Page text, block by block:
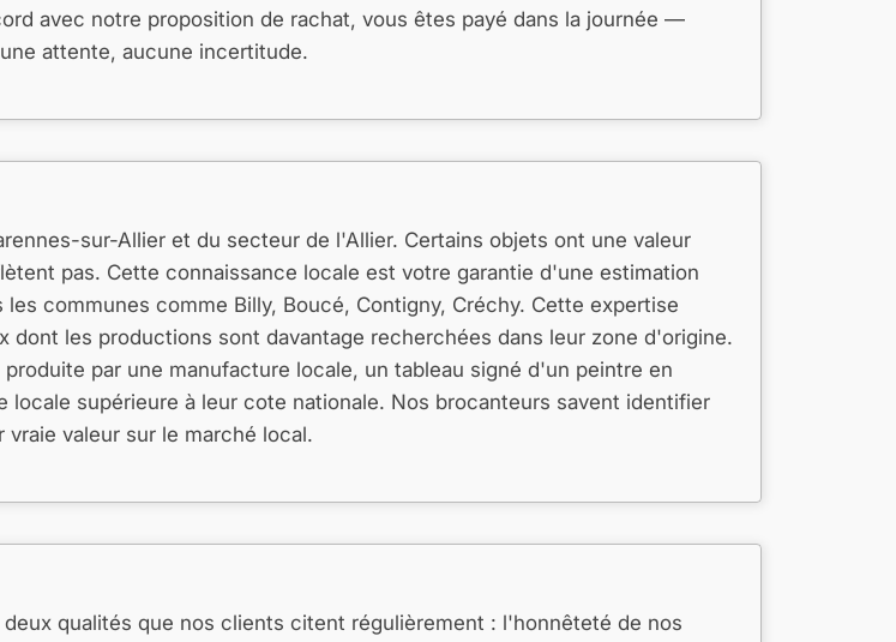
avec notre proposition de rachat, vous êtes payé dans la journée —
attente, aucune incertitude.
sur-Allier et du secteur de l'Allier. Certains objets ont une valeur
pas. Cette connaissance locale est votre garantie d'une estimation
communes comme Billy, Boucé, Contigny, Créchy. Cette expertise
les productions sont davantage recherchées dans leur zone d'origine.
par une manufacture locale, un tableau signé d'un peintre en
supérieure à leur cote nationale. Nos brocanteurs savent identifier
valeur sur le marché local.
qualités que nos clients citent régulièrement : l'honnêteté de nos